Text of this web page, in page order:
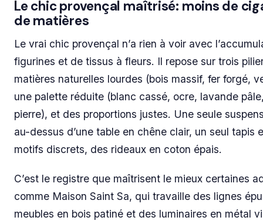
Le chic provençal maîtrisé: moins de
de matières
Le vrai chic provençal n’a rien à voir avec
figurines et de tissus à fleurs. Il repose sur trois
matières naturelles lourdes (bois massif, fer forgé,
une palette réduite (blanc cassé, ocre, lavande
pierre), et des proportions justes. Une seule
au-dessus d’une table en chêne clair, un seul tapis
motifs discrets, des rideaux en coton épais.
C’est le registre que maîtrisent le mieux certaines
comme Maison Saint Sa, qui travaille des lignes
meubles en bois patiné et des luminaires en métal